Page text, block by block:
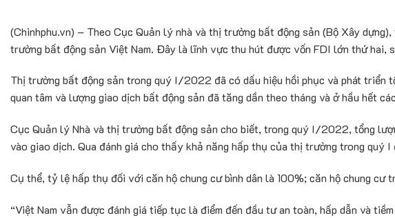
(Chinhphu.vn) – Theo Cục Quản lý nhà và thị trường bất động sản (Bộ Xây
trường bất động sản Việt Nam. Đây là lĩnh vực thu hút được vốn FDI lớn thứ hai,
Thị trường bất động sản trong quý I/2022 đã có dấu hiệu hồi phục và phát triển
quan tâm và lượng giao dịch bất động sản đã tăng dần theo tháng và ở hầu hết
Cục Quản lý Nhà và thị trường bất động sản cho biết, trong quý I/2022, tổng
vào giao dịch. Qua đánh giá cho thấy khả năng hấp thụ của thị trường trong quý I
Cụ thể, tỷ lệ hấp thụ đối với căn hộ chung cư bình dân là 100%; căn hộ chung
“Việt Nam vẫn được đánh giá tiếp tục là điểm đến đầu tư an toàn, hấp dẫn và